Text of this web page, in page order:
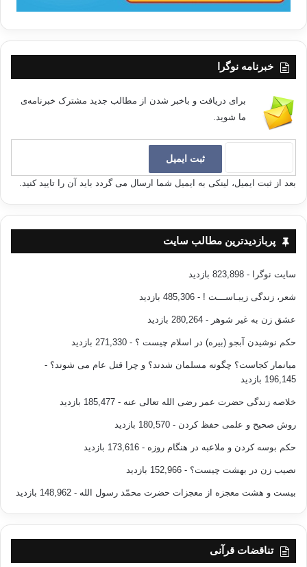
شهر به روستا فکر میکنند ، دختران روستا در آرزوی شهر میمیرند…
آسایش مردان بزرگ فکر میکنند ، مردان بزرگ در آرامش مردان
کوچک میمیرند… کدام پل
نمیرسد .
—————————-
امروز
همون فردايي هست كه ديروز انتظارش رو داشتي . پس درست
بسازش كه فردا افسوسش رو
نخوري …
منبع
: اینترنت
کپی آدرس
خبرنامه نوگرا
برای دریافت و باخبر شدن از مطالب جدید مشترک خبرنامه‌ی
ما شوید.
بعد از ثبت ایمیل، لینکی به ایمیل شما ارسال می گردد باید آن را تایید کنید.
پربازدیدترین مطالب سایت
سایت نوگرا - 823,898 بازدید
شعر، زندگی زیبـاســـت ! - 485,306 بازدید
عشق زن به غیر شوهر - 280,264 بازدید
حکم نوشیدن آبجو (بیره) در اسلام چیست ؟ - 271,330 بازدید
میانمار کجاست؟ چگونه مسلمان شدند؟ و چرا قتل عام می شوند؟ -
196,145 بازدید
خلاصه زندگی حضرت عمر رضی الله تعالی عنه - 185,477 بازدید
روش صحیح و علمی حفظ کردن - 180,570 بازدید
حکم بوسه کردن و ملاعبه در هنگام روزه - 173,616 بازدید
نصیب زن در بهشت چیست؟ - 152,966 بازدید
بیست و هشت معجزه از معجزات حضرت محمّد رسول الله - 148,962 بازدید
تناقضات قرآنی